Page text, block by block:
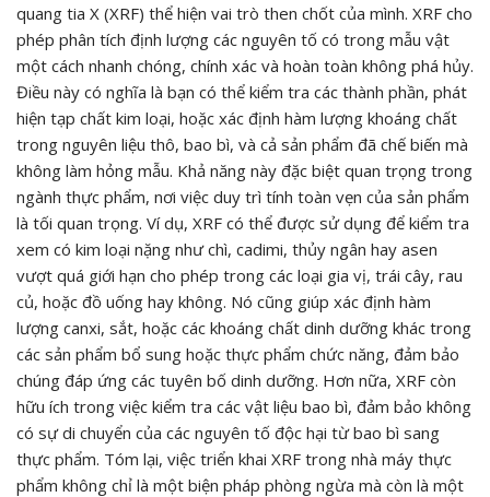
quang tia X (XRF) thể hiện vai trò then chốt của mình. XRF cho
phép phân tích định lượng các nguyên tố có trong mẫu vật
một cách nhanh chóng, chính xác và hoàn toàn không phá hủy.
Điều này có nghĩa là bạn có thể kiểm tra các thành phần, phát
hiện tạp chất kim loại, hoặc xác định hàm lượng khoáng chất
trong nguyên liệu thô, bao bì, và cả sản phẩm đã chế biến mà
không làm hỏng mẫu. Khả năng này đặc biệt quan trọng trong
ngành thực phẩm, nơi việc duy trì tính toàn vẹn của sản phẩm
là tối quan trọng. Ví dụ, XRF có thể được sử dụng để kiểm tra
xem có kim loại nặng như chì, cadimi, thủy ngân hay asen
vượt quá giới hạn cho phép trong các loại gia vị, trái cây, rau
củ, hoặc đồ uống hay không. Nó cũng giúp xác định hàm
lượng canxi, sắt, hoặc các khoáng chất dinh dưỡng khác trong
các sản phẩm bổ sung hoặc thực phẩm chức năng, đảm bảo
chúng đáp ứng các tuyên bố dinh dưỡng. Hơn nữa, XRF còn
hữu ích trong việc kiểm tra các vật liệu bao bì, đảm bảo không
có sự di chuyển của các nguyên tố độc hại từ bao bì sang
thực phẩm. Tóm lại, việc triển khai XRF trong nhà máy thực
phẩm không chỉ là một biện pháp phòng ngừa mà còn là một